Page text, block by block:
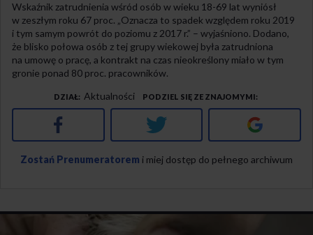
Wskaźnik zatrudnienia wśród osób w wieku 18-69 lat wyniósł
w zeszłym roku 67 proc. „Oznacza to spadek względem roku 2019
i tym samym powrót do poziomu z 2017 r.” – wyjaśniono. Dodano,
że blisko połowa osób z tej grupy wiekowej była zatrudniona
na umowę o pracę, a kontrakt na czas nieokreślony miało w tym
gronie ponad 80 proc. pracowników.
DZIAŁ Aktualności PODZIEL SIĘ ZE ZNAJOMYMI
Facebook Twitter Google+
Zostań Prenumeratorem i miej dostęp do pełnego archiwum